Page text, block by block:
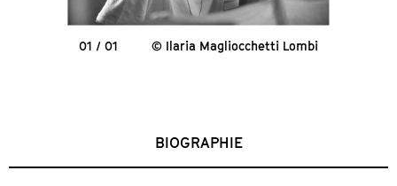
01 / 01 © Ilaria Magliocchetti Lombi
BIOGRAPHIE